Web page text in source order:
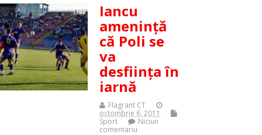
Iancu
ameninţă
că Poli se
va
desfiinţa în
iarnă
Flagrant CT
octombrie 6, 2011
Sport
Niciun
comentariu